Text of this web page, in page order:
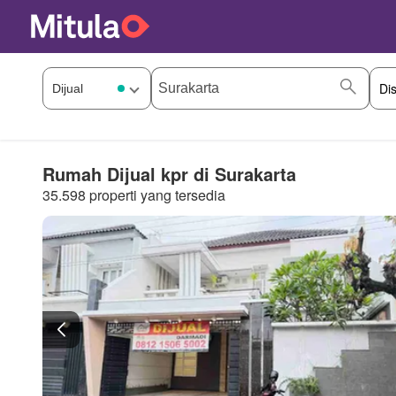
Rumah Dijual kpr di Surakarta
35.598 properti yang tersedia